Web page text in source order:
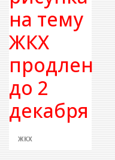
на тему
ЖКХ
продлен
до 2
декабря
ЖКХ